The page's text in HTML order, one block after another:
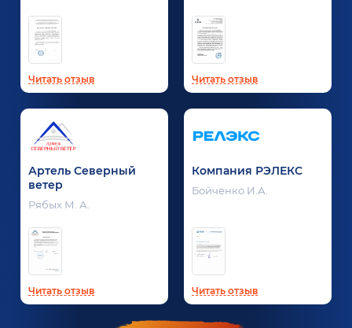
Читать отзыв Читать отзыв
Артель Северный
ветер
Рябых М. А.
Читать отзыв
Компания РЭЛЕКС
Бойченко И.А.
Читать отзыв